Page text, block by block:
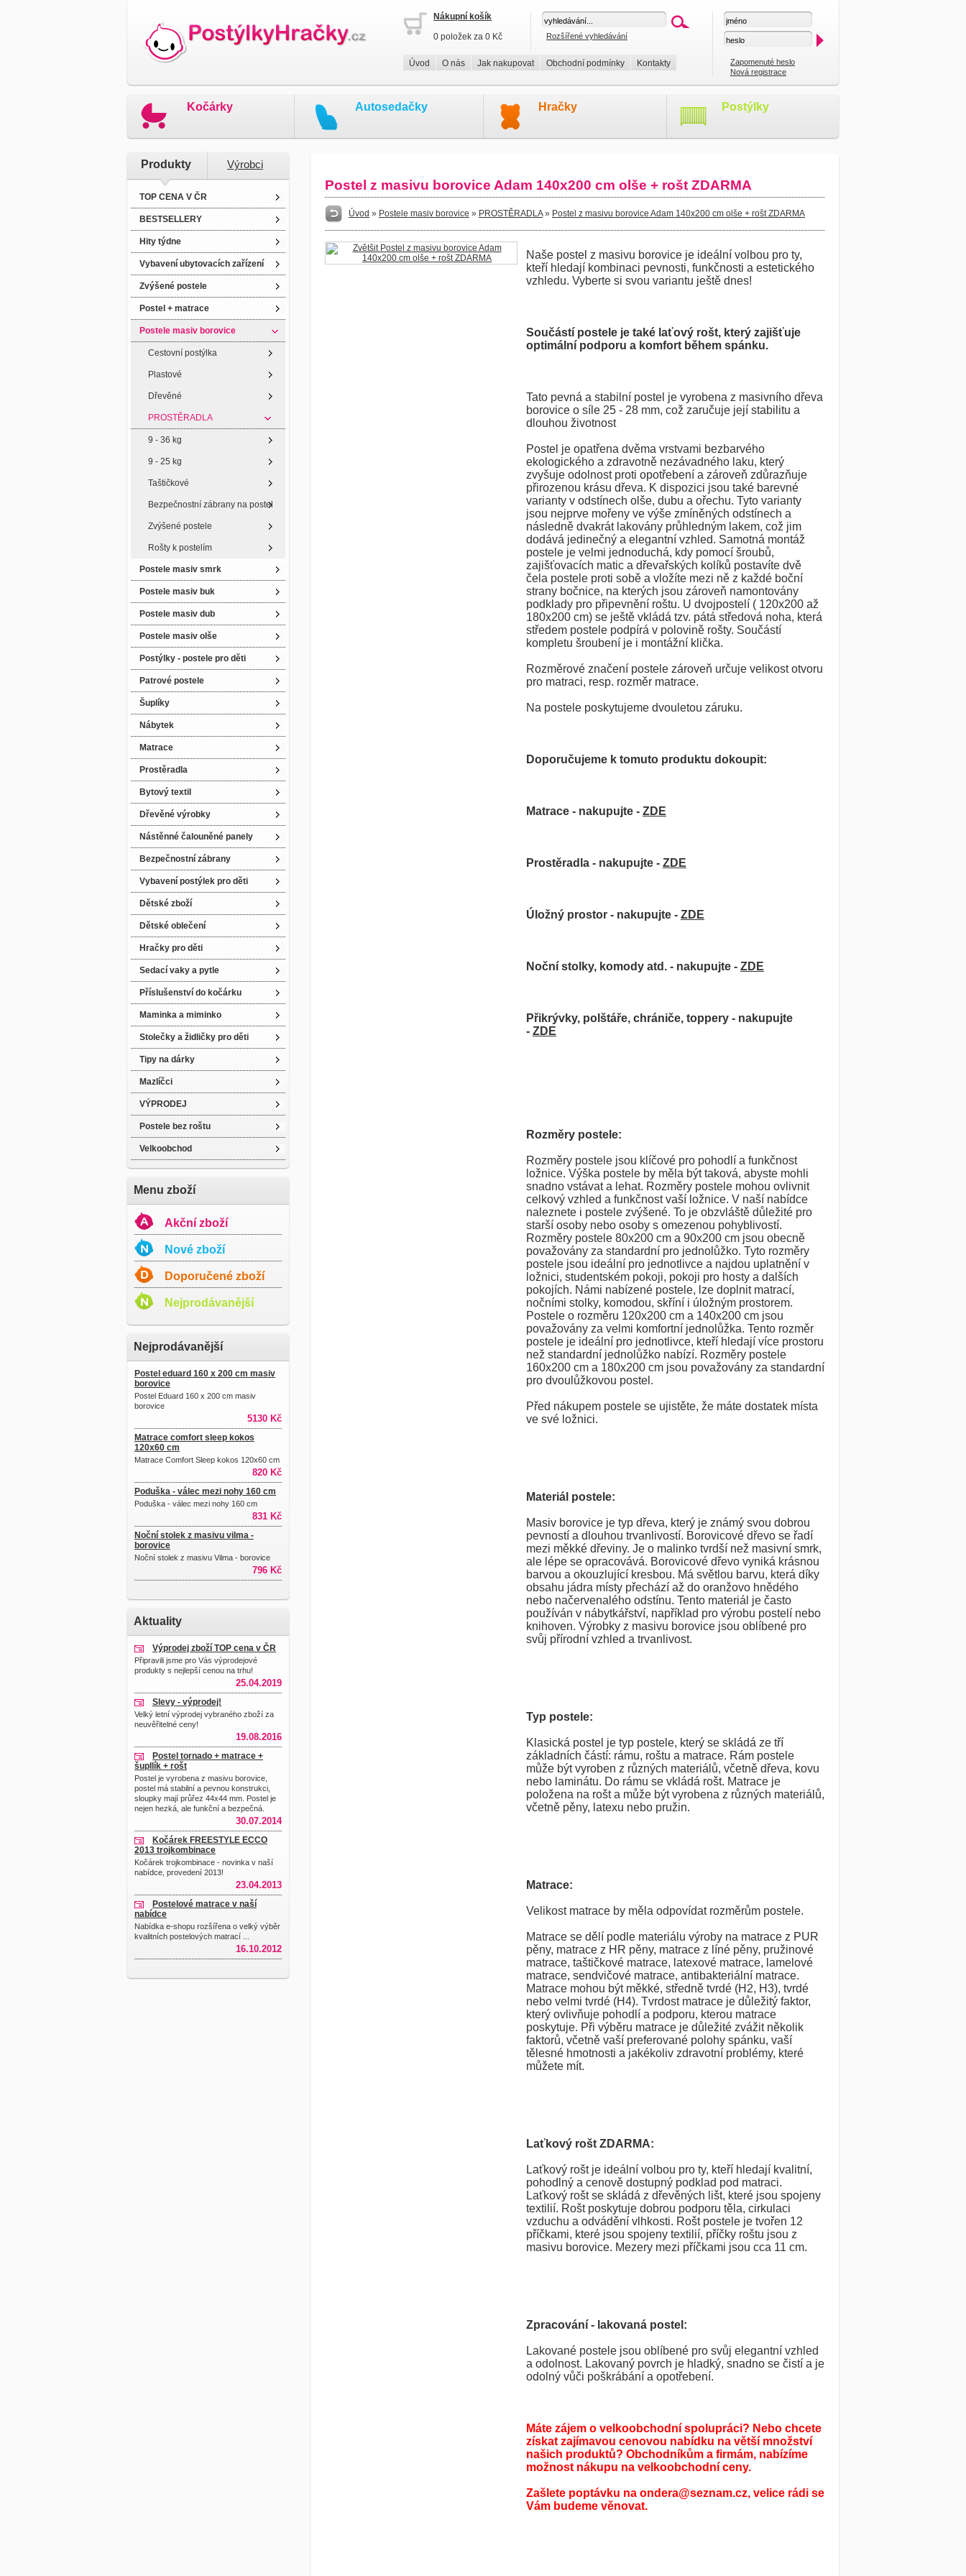
Nákupní košík
0 položek za 0 Kč
Rozšířené vyhledávání
Úvod O nás Jak nakupovat Obchodní podmínky Kontakty
Zapomenuté heslo
Nová registrace
Kočárky Autosedačky Hračky Postýlky
Produkty Výrobci
TOP CENA V ČR
BESTSELLERY
Hity týdne
Vybavení ubytovacích zařízení
Zvýšené postele
Postel + matrace
Postele masiv borovice
Cestovní postýlka
Plastové
Dřevěné
PROSTĚRADLA
9 - 36 kg
9 - 25 kg
Taštičkové
Bezpečnostní zábrany na postel
Zvýšené postele
Rošty k postelím
Postele masiv smrk
Postele masiv buk
Postele masiv dub
Postele masiv olše
Postýlky - postele pro děti
Patrové postele
Šuplíky
Nábytek
Matrace
Prostěradla
Bytový textil
Dřevěné výrobky
Nástěnné čalouněné panely
Bezpečnostní zábrany
Vybavení postýlek pro děti
Dětské zboží
Dětské oblečení
Hračky pro děti
Sedací vaky a pytle
Příslušenství do kočárku
Maminka a miminko
Stolečky a židličky pro děti
Tipy na dárky
Mazlíčci
VÝPRODEJ
Postele bez roštu
Velkoobchod
Menu zboží
Akční zboží
Nové zboží
Doporučené zboží
Nejprodávanější
Nejprodávanější
Postel eduard 160 x 200 cm masiv
borovice
Postel Eduard 160 x 200 cm masiv
borovice
5130 Kč
Matrace comfort sleep kokos
120x60 cm
Matrace Comfort Sleep kokos 120x60 cm
820 Kč
Poduška - válec mezi nohy 160 cm
Poduška - válec mezi nohy 160 cm
831 Kč
Noční stolek z masivu vilma -
borovice
Noční stolek z masivu Vilma - borovice
796 Kč
Aktuality
Výprodej zboží TOP cena v ČR
Připravili jsme pro Vás výprodejové
produkty s nejlepší cenou na trhu!
25.04.2019
Slevy - výprodej!
Velký letní výprodej vybraného zboží za
neuvěřitelné ceny!
19.08.2016
Postel tornado + matrace +
šupllík + rošt
Postel je vyrobena z masivu borovice,
postel má stabilní a pevnou konstrukci,
sloupky mají průřez 44x44 mm. Postel je
nejen hezká, ale funkční a bezpečná.
30.07.2014
Kočárek FREESTYLE ECCO
2013 trojkombinace
Kočárek trojkombinace - novinka v naší
nabídce, provedení 2013!
23.04.2013
Postelové matrace v naší
nabídce
Nabídka e-shopu rozšířena o velký výběr
kvalitních postelových matrací ...
16.10.2012
Postel z masivu borovice Adam 140x200 cm olše + rošt ZDARMA
Úvod » Postele masiv borovice » PROSTĚRADLA» Postel z masivu borovice Adam 140x200 cm olše + rošt ZDARMA
Naše postel z masivu borovice je ideální volbou pro ty,
kteří hledají kombinaci pevnosti, funkčnosti a estetického
vzhledu. Vyberte si svou variantu ještě dnes!
Součástí postele je také laťový rošt, který zajišťuje
optimální podporu a komfort během spánku.
Tato pevná a stabilní postel je vyrobena z masivního dřeva
borovice o síle 25 - 28 mm, což zaručuje její stabilitu a
dlouhou životnost
Postel je opatřena dvěma vrstvami bezbarvého
ekologického a zdravotně nezávadného laku, který
zvyšuje odolnost proti opotřebení a zároveň zdůrazňuje
přirozenou krásu dřeva. K dispozici jsou také barevné
varianty v odstínech olše, dubu a ořechu. Tyto varianty
jsou nejprve mořeny ve výše zmíněných odstínech a
následně dvakrát lakovány průhledným lakem, což jim
dodává jedinečný a elegantní vzhled. Samotná montáž
postele je velmi jednoduchá, kdy pomocí šroubů,
zajišťovacích matic a dřevařských kolíků postavíte dvě
čela postele proti sobě a vložíte mezi ně z každé boční
strany bočnice, na kterých jsou zároveň namontovány
podklady pro připevnění roštu. U dvojpostelí ( 120x200 až
180x200 cm) se ještě vkládá tzv. pátá středová noha, která
středem postele podpírá v polovině rošty. Součástí
kompletu šroubení je i montážní klička.
Rozměrové značení postele zároveň určuje velikost otvoru
pro matraci, resp. rozměr matrace.
Na postele poskytujeme dvouletou záruku.
Doporučujeme k tomuto produktu dokoupit:
Matrace - nakupujte - ZDE
Prostěradla - nakupujte - ZDE
Úložný prostor - nakupujte - ZDE
Noční stolky, komody atd. - nakupujte - ZDE
Přikrývky, polštáře, chrániče, toppery - nakupujte
- ZDE
Rozměry postele:
Rozměry postele jsou klíčové pro pohodlí a funkčnost
ložnice. Výška postele by měla být taková, abyste mohli
snadno vstávat a lehat. Rozměry postele mohou ovlivnit
celkový vzhled a funkčnost vaší ložnice. V naší nabídce
naleznete i postele zvýšené. To je obzvláště důležité pro
starší osoby nebo osoby s omezenou pohyblivostí.
Rozměry postele 80x200 cm a 90x200 cm jsou obecně
považovány za standardní pro jednolůžko. Tyto rozměry
postele jsou ideální pro jednotlivce a najdou uplatnění v
ložnici, studentském pokoji, pokoji pro hosty a dalších
pokojích. Námi nabízené postele, lze doplnit matrací,
nočními stolky, komodou, skříní i úložným prostorem.
Postele o rozměru 120x200 cm a 140x200 cm jsou
považovány za velmi komfortní jednolůžka. Tento rozměr
postele je ideální pro jednotlivce, kteří hledají více prostoru
než standardní jednolůžko nabízí. Rozměry postele
160x200 cm a 180x200 cm jsou považovány za standardní
pro dvoulůžkovou postel.
Před nákupem postele se ujistěte, že máte dostatek místa
ve své ložnici.
Materiál postele:
Masiv borovice je typ dřeva, který je známý svou dobrou
pevností a dlouhou trvanlivostí. Borovicové dřevo se řadí
mezi měkké dřeviny. Je o malinko tvrdší než masivní smrk,
ale lépe se opracovává. Borovicové dřevo vyniká krásnou
barvou a okouzlující kresbou. Má světlou barvu, která díky
obsahu jádra místy přechází až do oranžovo hnědého
nebo načervenalého odstínu. Tento materiál je často
používán v nábytkářství, například pro výrobu postelí nebo
knihoven. Výrobky z masivu borovice jsou oblíbené pro
svůj přírodní vzhled a trvanlivost.
Typ postele:
Klasická postel je typ postele, který se skládá ze tří
základních částí: rámu, roštu a matrace. Rám postele
může být vyroben z různých materiálů, včetně dřeva, kovu
nebo laminátu. Do rámu se vkládá rošt. Matrace je
položena na rošt a může být vyrobena z různých materiálů,
včetně pěny, latexu nebo pružin.
Matrace:
Velikost matrace by měla odpovídat rozměrům postele.
Matrace se dělí podle materiálu výroby na matrace z PUR
pěny, matrace z HR pěny, matrace z líné pěny, pružinové
matrace, taštičkové matrace, latexové matrace, lamelové
matrace, sendvičové matrace, antibakteriální matrace.
Matrace mohou být měkké, středně tvrdé (H2, H3), tvrdé
nebo velmi tvrdé (H4). Tvrdost matrace je důležitý faktor,
který ovlivňuje pohodlí a podporu, kterou matrace
poskytuje. Při výběru matrace je důležité zvážit několik
faktorů, včetně vaší preferované polohy spánku, vaší
tělesné hmotnosti a jakékoliv zdravotní problémy, které
můžete mít.
Laťkový rošt ZDARMA:
Laťkový rošt je ideální volbou pro ty, kteří hledají kvalitní,
pohodlný a cenově dostupný podklad pod matraci.
Laťkový rošt se skládá z dřevěných lišt, které jsou spojeny
textilií. Rošt poskytuje dobrou podporu těla, cirkulaci
vzduchu a odvádění vlhkosti. Rošt postele je tvořen 12
příčkami, které jsou spojeny textilií, příčky roštu jsou z
masivu borovice. Mezery mezi příčkami jsou cca 11 cm.
Zpracování - lakovaná postel:
Lakované postele jsou oblíbené pro svůj elegantní vzhled
a odolnost. Lakovaný povrch je hladký, snadno se čistí a je
odolný vůči poškrábání a opotřebení.
Máte zájem o velkoobchodní spolupráci? Nebo chcete
získat zajímavou cenovou nabídku na větší množství
našich produktů? Obchodníkům a firmám, nabízíme
možnost nákupu na velkoobchodní ceny.
Zašlete poptávku na ondera@seznam.cz, velice rádi se
Vám budeme věnovat.